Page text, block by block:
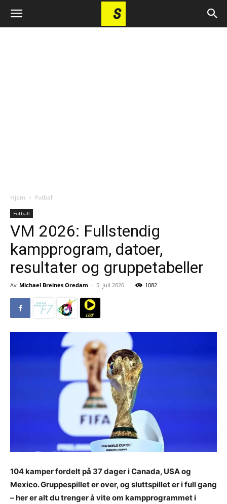
Hjem Fotball
Fotball
VM 2026: Fullstendig
kampprogram, datoer,
resultater og gruppetabeller
Av Michael Breines Oredam - 5. juli 2026 1082
104 kamper fordelt på 37 dager i Canada, USA og
Mexico. Gruppespillet er over, og sluttspillet er i full gang
– her er alt du trenger å vite om kampprogrammet i